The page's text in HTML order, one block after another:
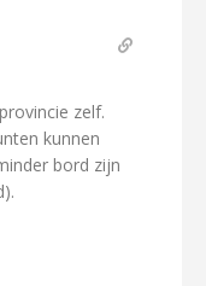
zelf.
kunnen
bord zijn